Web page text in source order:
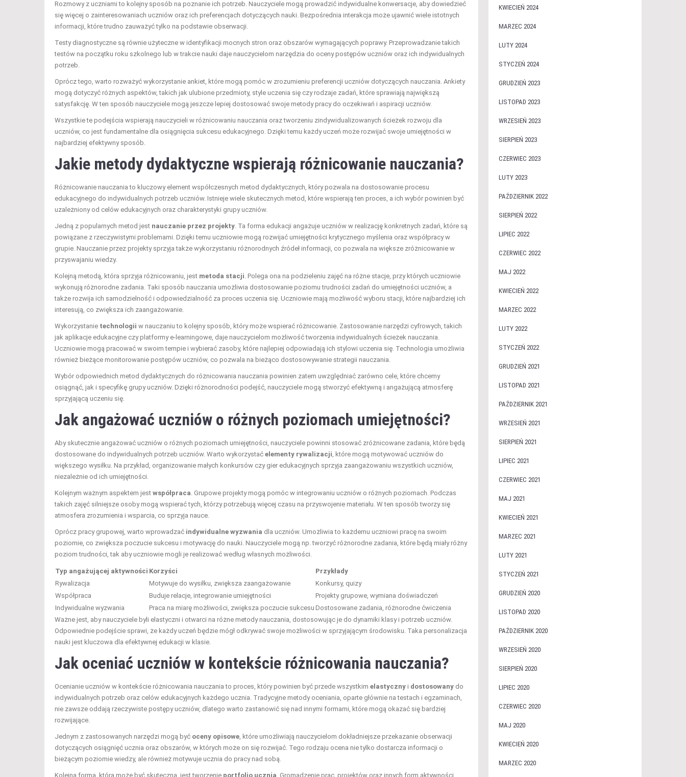
Rozmowy z uczniami to kolejny sposób na poznanie ich potrzeb. Nauczyciele mogą prowadzić indywidualne konwersacje, aby dowiedzieć
się więcej o zainteresowaniach uczniów oraz ich preferencjach dotyczących nauki. Bezpośrednia interakcja może ujawnić wiele istotnych
informacji, które trudno zauważyć tylko na podstawie obserwacji.
Testy diagnostyczne są równie użyteczne w identyfikacji mocnych stron oraz obszarów wymagających poprawy. Przeprowadzanie takich
testów na początku roku szkolnego lub w trakcie nauki daje nauczycielom narzędzia do oceny postępów uczniów oraz ich indywidualnych
potrzeb.
Oprócz tego, warto rozważyć wykorzystanie ankiet, które mogą pomóc w zrozumieniu preferencji uczniów dotyczących nauczania. Ankiety
mogą dotyczyć różnych aspektów, takich jak ulubione przedmioty, style uczenia się czy rodzaje zadań, które sprawiają największą
satysfakcję. W ten sposób nauczyciele mogą jeszcze lepiej dostosować swoje metody pracy do oczekiwań i aspiracji uczniów.
Wszystkie te podejścia wspierają nauczycieli w różnicowaniu nauczania oraz tworzeniu zindywidualizowanych ścieżek rozwoju dla
uczniów, co jest fundamentalne dla osiągnięcia sukcesu edukacyjnego. Dzięki temu każdy uczeń może rozwijać swoje umiejętności w
najbardziej efektywny sposób.
Jakie metody dydaktyczne wspierają różnicowanie nauczania?
Różnicowanie nauczania to kluczowy element współczesnych metod dydaktycznych, który pozwala na dostosowanie procesu
edukacyjnego do indywidualnych potrzeb uczniów. Istnieje wiele skutecznych metod, które wspierają ten proces, a ich wybór powinien być
uzależniony od celów edukacyjnych oraz charakterystyki grupy uczniów.
Jedną z popularnych metod jest nauczanie przez projekty . Ta forma edukacji angażuje uczniów w realizację konkretnych zadań, które są
powiązane z rzeczywistymi problemami. Dzięki temu uczniowie mogą rozwijać umiejętności krytycznego myślenia oraz współpracy w
grupie. Nauczanie przez projekty sprzyja także wykorzystaniu różnorodnych źródeł informacji, co pozwala na większe zróżnicowanie w
przyswajaniu wiedzy.
Kolejną metodą, która sprzyja różnicowaniu, jest metoda stacji . Polega ona na podzieleniu zajęć na różne stacje, przy których uczniowie
wykonują różnorodne zadania. Taki sposób nauczania umożliwia dostosowanie poziomu trudności zadań do umiejętności uczniów, a
także rozwija ich samodzielność i odpowiedzialność za proces uczenia się. Uczniowie mają możliwość wyboru stacji, które najbardziej ich
interesują, co zwiększa ich zaangażowanie.
Wykorzystanie technologii w nauczaniu to kolejny sposób, który może wspierać różnicowanie. Zastosowanie narzędzi cyfrowych, takich
jak aplikacje edukacyjne czy platformy e-learningowe, daje nauczycielom możliwość tworzenia indywidualnych ścieżek nauczania.
Uczniowie mogą pracować w swoim tempie i wybierać zasoby, które najlepiej odpowiadają ich stylowi uczenia się. Technologia umożliwia
również bieżące monitorowanie postępów uczniów, co pozwala na bieżąco dostosowywanie strategii nauczania.
Wybór odpowiednich metod dydaktycznych do różnicowania nauczania powinien zatem uwzględniać zarówno cele, które chcemy
osiągnąć, jak i specyfikę grupy uczniów. Dzięki różnorodności podejść, nauczyciele mogą stworzyć efektywną i angażującą atmosferę
sprzyjającą uczeniu się.
Jak angażować uczniów o różnych poziomach umiejętności?
Aby skutecznie angażować uczniów o różnych poziomach umiejętności, nauczyciele powinni stosować zróżnicowane zadania, które będą
dostosowane do indywidualnych potrzeb uczniów. Warto wykorzystać elementy rywalizacji , które mogą motywować uczniów do
większego wysiłku. Na przykład, organizowanie małych konkursów czy gier edukacyjnych sprzyja zaangażowaniu wszystkich uczniów,
niezależnie od ich umiejętności.
Kolejnym ważnym aspektem jest współpraca . Grupowe projekty mogą pomóc w integrowaniu uczniów o różnych poziomach. Podczas
takich zajęć silniejsze osoby mogą wspierać tych, którzy potrzebują więcej czasu na przyswojenie materiału. W ten sposób tworzy się
atmosfera zrozumienia i wsparcia, co sprzyja nauce.
Oprócz pracy grupowej, warto wprowadzać indywidualne wyzwania dla uczniów. Umożliwia to każdemu uczniowi pracę na swoim
poziomie, co zwiększa poczucie sukcesu i motywację do nauki. Nauczyciele mogą np. tworzyć różnorodne zadania, które będą miały różny
poziom trudności, tak aby uczniowie mogli je realizować według własnych możliwości.
Typ angażującej aktywności Korzyści
Przykłady
Rywalizacja
Motywuje do wysiłku, zwiększa zaangażowanie
Konkursy, quizy
Współpraca
Buduje relacje, integrowanie umiejętności
Projekty grupowe, wymiana doświadczeń
Indywidualne wyzwania
Praca na miarę możliwości, zwiększa poczucie sukcesu Dostosowane zadania, różnorodne ćwiczenia
Ważne jest, aby nauczyciele byli elastyczni i otwarci na różne metody nauczania, dostosowując je do dynamiki klasy i potrzeb uczniów.
Odpowiednie podejście sprawi, że każdy uczeń będzie mógł odkrywać swoje możliwości w sprzyjającym środowisku. Taka personalizacja
nauki jest kluczowa dla efektywnej edukacji w klasie.
Jak oceniać uczniów w kontekście różnicowania nauczania?
Ocenianie uczniów w kontekście różnicowania nauczania to proces, który powinien być przede wszystkim elastyczny i dostosowany do
indywidualnych potrzeb oraz celów edukacyjnych każdego ucznia. Tradycyjne metody oceniania, oparte głównie na testach i egzaminach,
nie zawsze oddają rzeczywiste postępy uczniów, dlatego warto zastanowić się nad innymi formami, które mogą okazać się bardziej
rozwijające.
Jednym z zastosowanych narzędzi mogą być oceny opisowe , które umożliwiają nauczycielom dokładniejsze przekazanie obserwacji
dotyczących osiągnięć ucznia oraz obszarów, w których może on się rozwijać. Tego rodzaju ocena nie tylko dostarcza informacji o
bieżącym poziomie wiedzy, ale również motywuje ucznia do pracy nad sobą.
Kolejną formą, która może być skuteczna, jest tworzenie portfolio ucznia . Gromadzenie prac, projektów oraz innych form aktywności
KWIECIEŃ 2024
MARZEC 2024
LUTY 2024
STYCZEŃ 2024
GRUDZIEŃ 2023
LISTOPAD 2023
WRZESIEŃ 2023
SIERPIEŃ 2023
CZERWIEC 2023
LUTY 2023
PAŹDZIERNIK 2022
SIERPIEŃ 2022
LIPIEC 2022
CZERWIEC 2022
MAJ 2022
KWIECIEŃ 2022
MARZEC 2022
LUTY 2022
STYCZEŃ 2022
GRUDZIEŃ 2021
LISTOPAD 2021
PAŹDZIERNIK 2021
WRZESIEŃ 2021
SIERPIEŃ 2021
LIPIEC 2021
CZERWIEC 2021
MAJ 2021
KWIECIEŃ 2021
MARZEC 2021
LUTY 2021
STYCZEŃ 2021
GRUDZIEŃ 2020
LISTOPAD 2020
PAŹDZIERNIK 2020
WRZESIEŃ 2020
SIERPIEŃ 2020
LIPIEC 2020
CZERWIEC 2020
MAJ 2020
KWIECIEŃ 2020
MARZEC 2020